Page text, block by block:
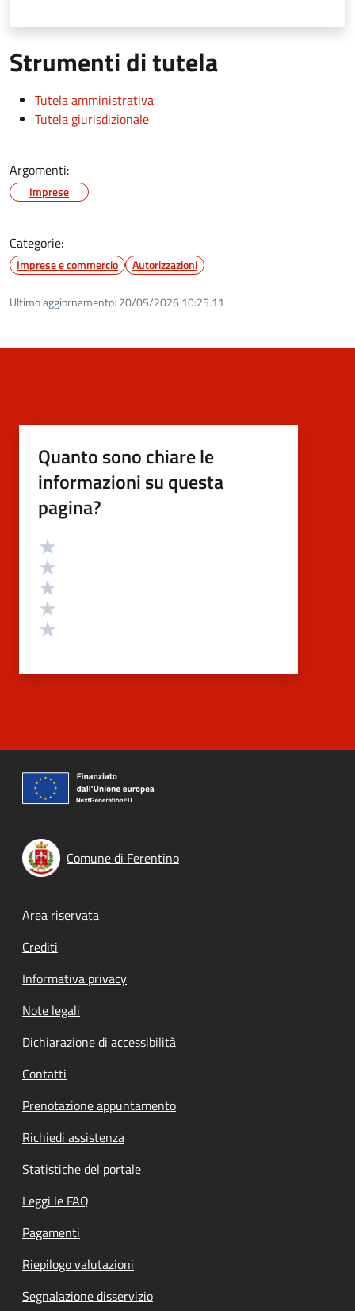
Strumenti di tutela
Tutela amministrativa
Tutela giurisdizionale
Argomenti:
Imprese
Categorie:
Imprese e commercio Autorizzazioni
Ultimo aggiornamento: 20/05/2026 10:25.11
Quanto sono chiare le
informazioni su questa
pagina?
Valutazione
Comune di Ferentino
Footer menu
Area riservata
Crediti
Informativa privacy
Note legali
Dichiarazione di accessibilità
Contatti
Prenotazione appuntamento
Richiedi assistenza
Statistiche del portale
Leggi le FAQ
Pagamenti
Riepilogo valutazioni
Segnalazione disservizio